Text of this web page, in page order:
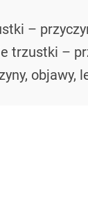
–
trzustki –
objawy,